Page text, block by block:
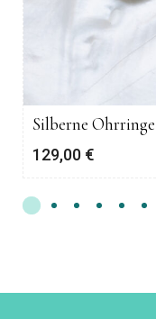
Silberne
129,00 €